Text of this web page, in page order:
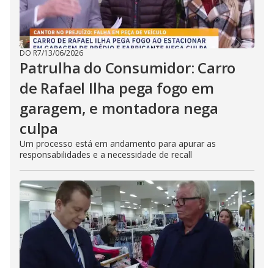
DO R7/13/06/2026
Patrulha do Consumidor: Carro
de Rafael Ilha pega fogo em
garagem, e montadora nega
culpa
Um processo está em andamento para apurar as
responsabilidades e a necessidade de recall